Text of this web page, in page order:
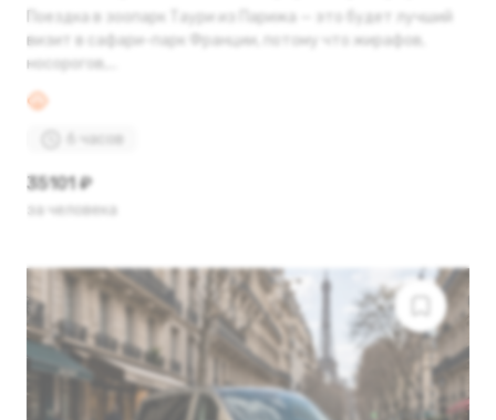
Поездка в зоопарк Таури из Парижа — это будет лучший
визит в сафари-парк Франции, потому что жирафов,
носорогов,...
6 часов
35101 ₽
за человека